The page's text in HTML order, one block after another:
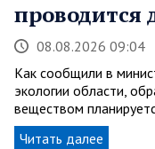
проводится
08.08.2026 09:04
Как сообщили в
экологии области,
веществом
Читать далее